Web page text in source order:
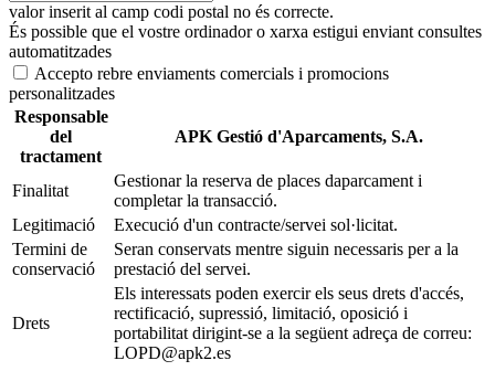
valor inserit al camp codi postal no és correcte.
És possible que el vostre ordinador o xarxa estigui enviant consultes
automatitzades
Accepto rebre enviaments comercials i promocions
personalitzades
Responsable
del
tractament
APK Gestió d'Aparcaments, S.A.
Finalitat
Gestionar la reserva de places daparcament i
completar la transacció.
Legitimació
Execució d'un contracte/servei sol·licitat.
Termini de
conservació
Seran conservats mentre siguin necessaris per a la
prestació del servei.
Drets
Els interessats poden exercir els seus drets d'accés,
rectificació, supressió, limitació, oposició i
portabilitat dirigint-se a la següent adreça de correu:
LOPD@apk2.es